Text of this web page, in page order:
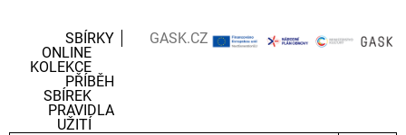
SBÍRKY
ONLINE
KOLEKCE
PŘÍBĚH
SBÍREK
PRAVIDLA
UŽITÍ
GASK.CZ